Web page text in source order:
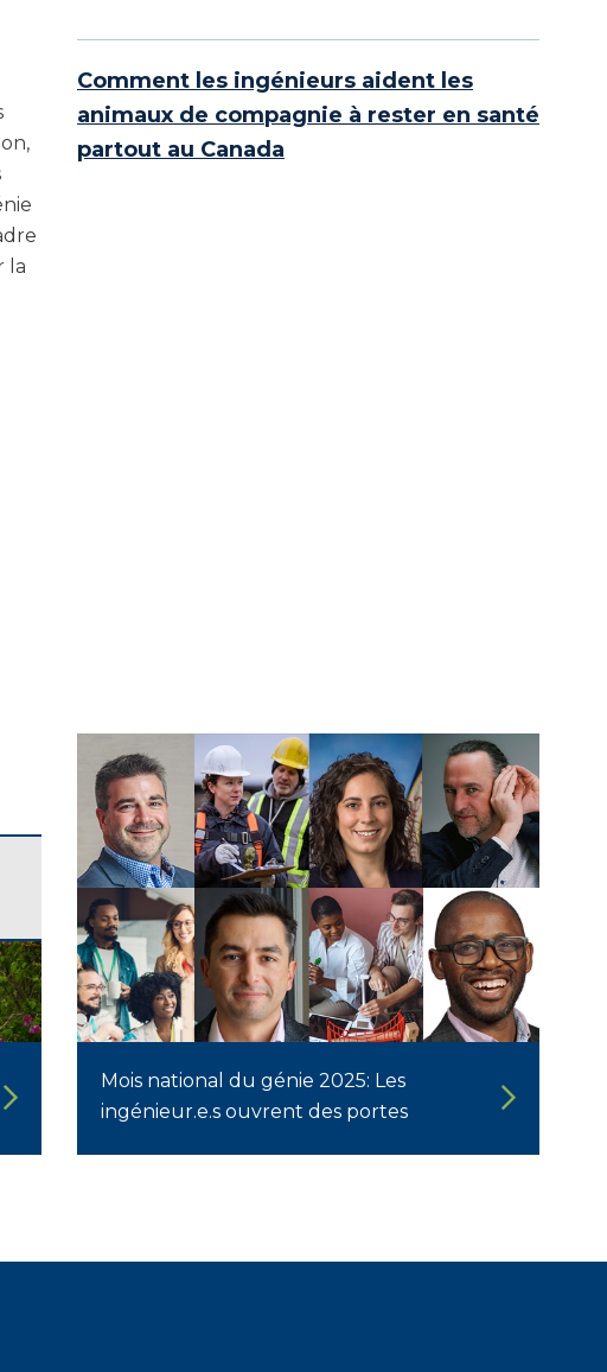
la
Comment les ingénieurs aident les
animaux de compagnie à rester en santé
partout au Canada
Mois national du génie 2025: Les
ingénieur.e.s ouvrent des portes